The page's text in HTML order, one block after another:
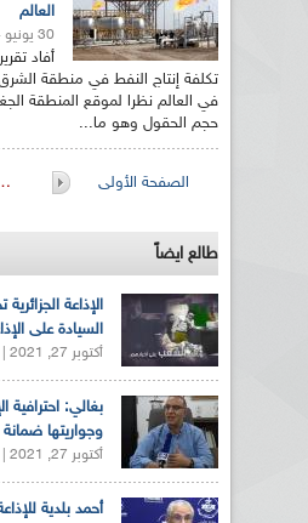
العالم
30 يونيو 2014
أفاد
تكلفة إنتاج النفط في منطقة
في العالم نظرا لموقع المنطقة
حجم الحقول وهو ما...
الصفحات
الصفحة الأولى
طالع ايضاً
السيادة على
أكتوبر 27, 2021 |
بغالي: احترافية
وجواريتها ضمانة
أكتوبر 27, 2021 |
أحمد بلدية